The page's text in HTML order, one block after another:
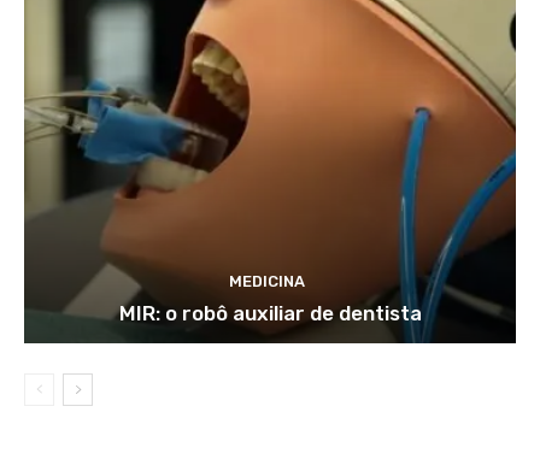
MEDICINA
MIR: o robô auxiliar de dentista